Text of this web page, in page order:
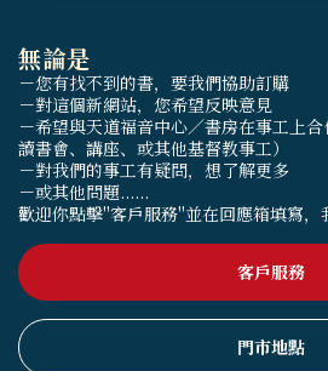
無論是
－您有找不到的書，要我們協助訂購
－對這個新網站，您希望反映意見
－希望與天道福音中心／書房在事工上合
讀書會、講座、或其他基督教事工）
－對我們的事工有疑問，想了解更多
－或其他問題......
歡迎你點擊"客戶服務"並在回應箱填寫
客戶服務
門市地點